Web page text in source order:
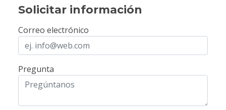
Solicitar información
Correo electrónico
Pregunta